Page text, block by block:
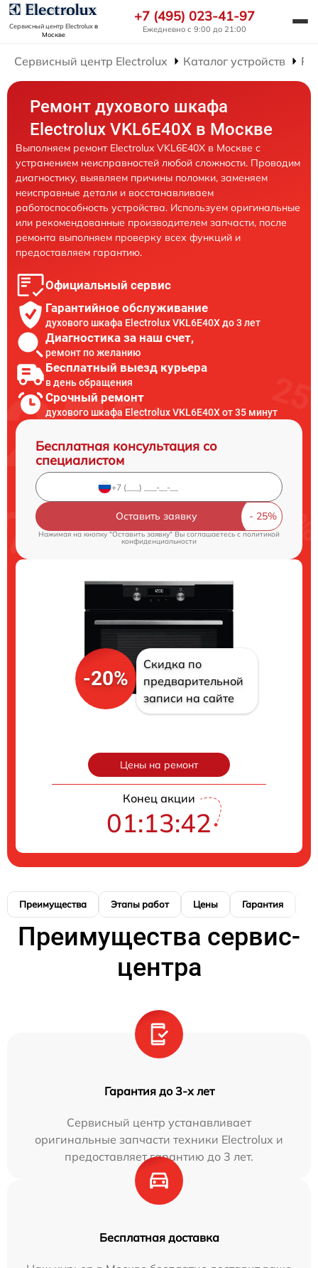
Сервисный центр Electroluxв
Москве
+7 (495) 023-41-97
Ежедневно с 9:00 до 21:00
Сервисный центр Electrolux Каталог устройств
Ремонт духового шкафа
Electrolux VKL6E40X в Москве
Выполняем ремонт Electrolux VKL6E40X в Москве с
устранением неисправностей любой сложности. Проводим
диагностику, выявляем причины поломки, заменяем
неисправные детали и восстанавливаем
работоспособность устройства. Используем оригинальные
или рекомендованные производителем запчасти, после
ремонта выполняем проверку всех функций и
предоставляем гарантию.
Официальный сервис
Гарантийное обслуживание
духового шкафа Electrolux VKL6E40X до 3 лет
Диагностика за наш счет,
ремонт по желанию
Бесплатный выезд курьера
в день обращения
Срочный ремонт
духового шкафа Electrolux VKL6E40X от 35 минут
Бесплатная консультация со
специалистом
Оставить заявку
Нажимая на кнопку "Оставить заявку" Вы соглашаетесь c политикой
конфиденциальности
-20%
Скидка по
предварительной
записи на сайте
Цены на ремонт
Конец акции
01:13:40
Преимущества Этапы работ Цены Гарантия
Преимущества сервис-
центра
Гарантия до 3-х лет
Сервисный центр устанавливает
оригинальные запчасти техники Electrolux и
предоставляет гарантию до 3 лет.
Бесплатная доставка